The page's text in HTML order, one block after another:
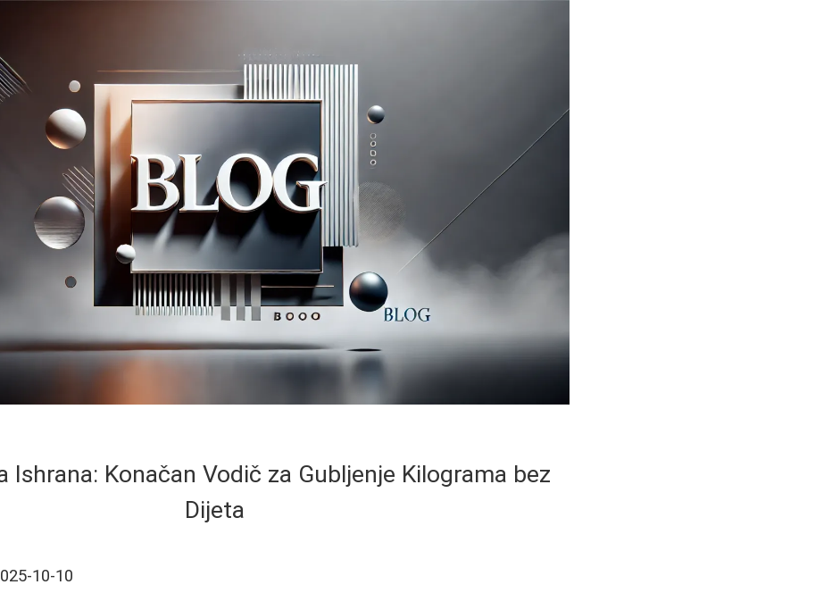
Ishrana: Konačan Vodič za Gubljenje Kilograma bez
Dijeta
10-10